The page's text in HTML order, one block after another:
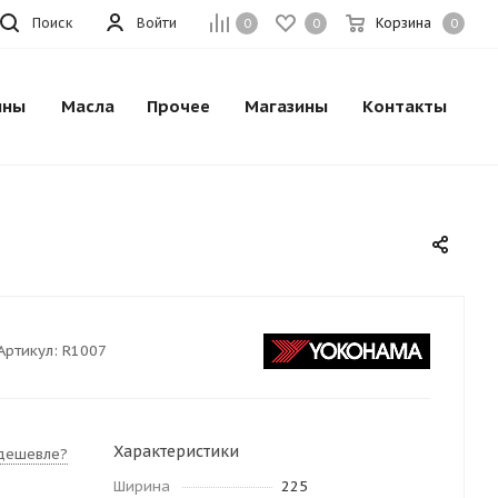
0 0 Корзина 0
Войти
Поиск
Масла Прочее Магазины Контакты
R1007
Характеристики
Ширина 225